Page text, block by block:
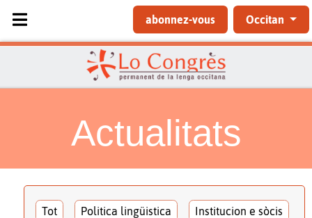
Sélectionnez votre langue
abonnez-vous Occitan
Actualitats
Tot Politica lingüistica Institucion e sòcis